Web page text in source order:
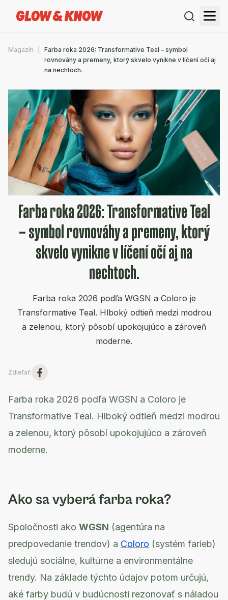
Magazín
Farba roka 2026: Transformative Teal – symbol
rovnováhy a premeny, ktorý skvelo vynikne v líčení očí aj
na nechtoch.
Farba roka 2026: Transformative Teal
– symbol rovnováhy a premeny, ktorý
skvelo vynikne v líčení očí aj na
nechtoch.
Farba roka 2026 podľa WGSN a Coloro je
Transformative Teal. Hlboký odtieň medzi modrou
a zelenou, ktorý pôsobí upokojujúco a zároveň
moderne.
Zdieľať:
Farba roka 2026 podľa WGSN a Coloro je
Transformative Teal. Hlboký odtieň medzi modrou
a zelenou, ktorý pôsobí upokojujúco a zároveň
moderne.
Ako sa vyberá farba roka?
Spoločnosti ako WGSN (agentúra na
predpovedanie trendov) a Coloro (systém farieb)
sledujú sociálne, kultúrne a environmentálne
trendy. Na základe týchto údajov potom určujú,
aké farby budú v budúcnosti rezonovať s náladou